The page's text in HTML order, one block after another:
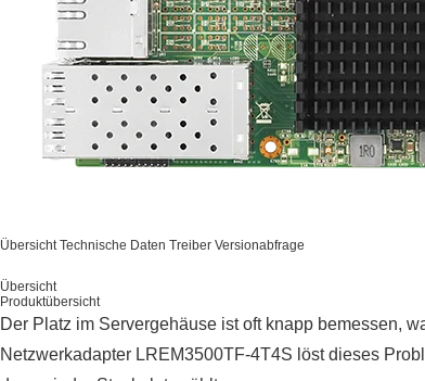
Übersicht Technische Daten Treiber Versionabfrage
Übersicht
Produktübersicht
Der Platz im Servergehäuse ist oft knapp bemessen,
Netzwerkadapter LREM3500TF-4T4S löst dieses